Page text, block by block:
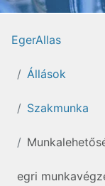
EgerAllas
Állások
Szakmunka
egri